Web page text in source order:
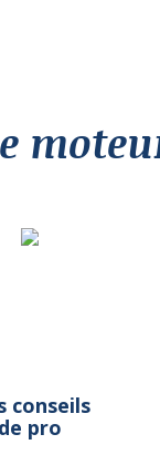
conseils
de pro